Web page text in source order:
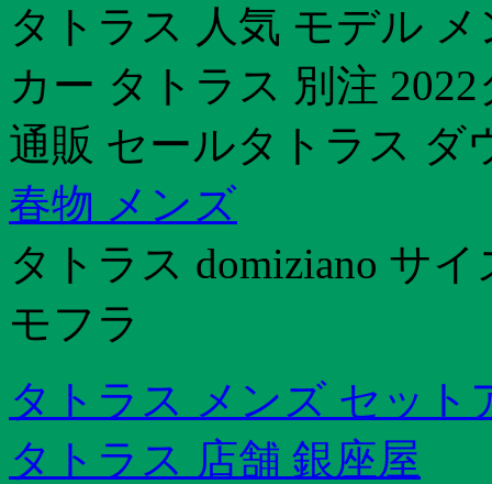
タトラス 人気 モデル
カー タトラス 別注
通販 セールタトラス ダ
春物 メンズ
タトラス domiziano サ
モフラ
タトラス メンズ セット
タトラス 店舗 銀座屋